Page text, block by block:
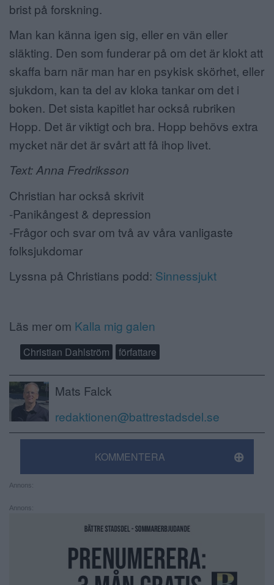
brist på forskning.
Man kan känna igen sig, eller en vän eller
släkting. Den som funderar på om det är klokt att
skaffa barn när man har en psykisk skörhet, eller
sjukdom, kan ta del av kloka tankar om det i
boken. Det sista kapitlet har också rubriken
Hopp. Det är viktigt och bra. Hopp behövs extra
mycket när det är svårt att få ihop livet.
Text: Anna Fredriksson
Christian har också skrivit
-Panikångest & depression
-Frågor och svar om två av våra vanligaste
folksjukdomar
Lyssna på Christians podd: Sinnessjukt
Läs mer om Kalla mig galen
Christian Dahlström författare
Mats Falck
redaktionen@battrestadsdel.se
KOMMENTERA
Annons:
Annons: